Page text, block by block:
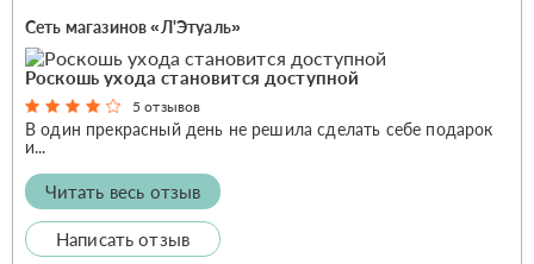
Сеть магазинов «Л'Этуаль»
Роскошь ухода становится доступной
5 отзывов
В один прекрасный день не решила сделать себе подарок
и...
Читать весь отзыв
Написать отзыв